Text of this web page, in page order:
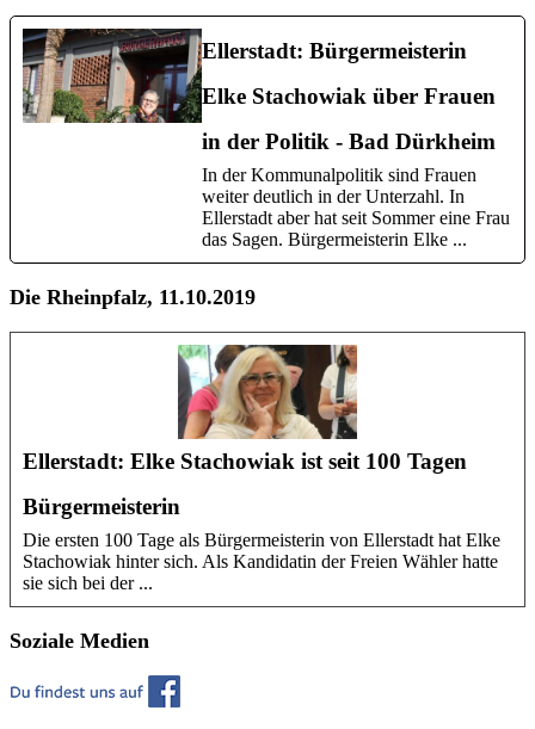
Ellerstadt: Bürgermeisterin
Elke Stachowiak über Frauen
in der Politik - Bad Dürkheim
In der Kommunalpolitik sind Frauen
weiter deutlich in der Unterzahl. In
Ellerstadt aber hat seit Sommer eine Frau
das Sagen. Bürgermeisterin Elke ...
Die Rheinpfalz, 11.10.2019
Ellerstadt: Elke Stachowiak ist seit 100 Tagen
Bürgermeisterin
Die ersten 100 Tage als Bürgermeisterin von Ellerstadt hat Elke
Stachowiak hinter sich. Als Kandidatin der Freien Wähler hatte
sie sich bei der ...
Soziale Medien